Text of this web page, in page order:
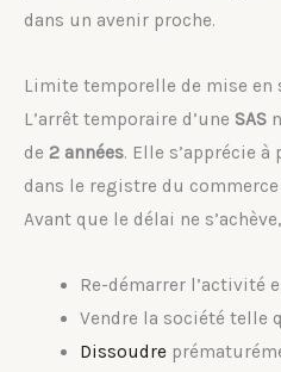
dans un avenir proche.
Limite temporelle de mise en
L’arrêt temporaire d’une SAS
de 2 années. Elle s’apprécie
dans le registre du commerce
Avant que le délai ne
Re-démarrer l’activité
Vendre la société telle
Dissoudre